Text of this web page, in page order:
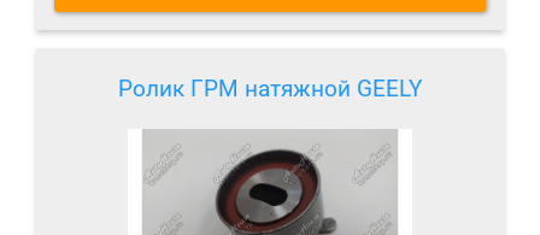
Ролик ГРМ натяжной GEELY